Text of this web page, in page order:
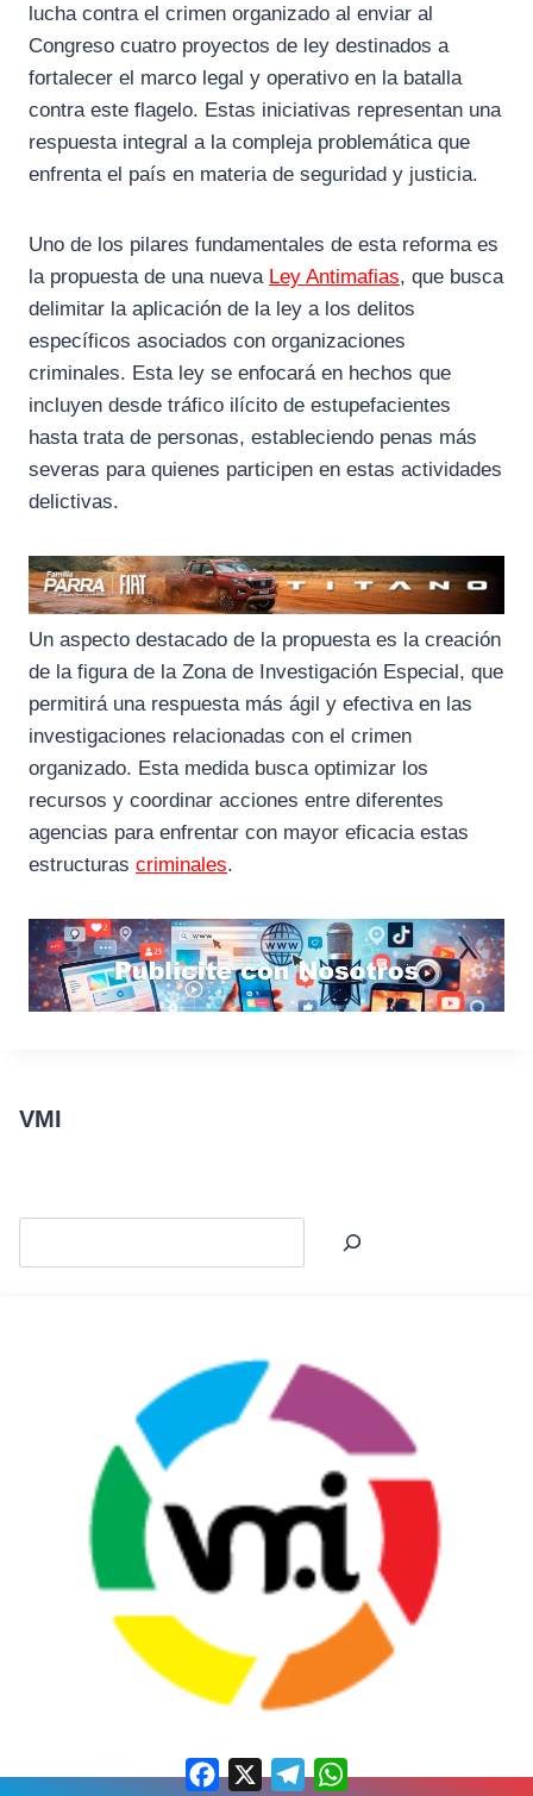
e
b
k
e
g
m
t
s
p
p
lucha contra el crimen organizado al enviar al
Congreso cuatro proyectos de ley destinados a
fortalecer el marco legal y operativo en la batalla
contra este flagelo. Estas iniciativas representan una
respuesta integral a la compleja problemática que
enfrenta el país en materia de seguridad y justicia.
Uno de los pilares fundamentales de esta reforma es
la propuesta de una nueva Ley Antimafias, que busca
delimitar la aplicación de la ley a los delitos
específicos asociados con organizaciones
criminales. Esta ley se enfocará en hechos que
incluyen desde tráfico ilícito de estupefacientes
hasta trata de personas, estableciendo penas más
severas para quienes participen en estas actividades
delictivas.
Un aspecto destacado de la propuesta es la creación
de la figura de la Zona de Investigación Especial, que
permitirá una respuesta más ágil y efectiva en las
investigaciones relacionadas con el crimen
organizado. Esta medida busca optimizar los
recursos y coordinar acciones entre diferentes
agencias para enfrentar con mayor eficacia estas
estructuras criminales.
VMI
Facebook
X Telegram